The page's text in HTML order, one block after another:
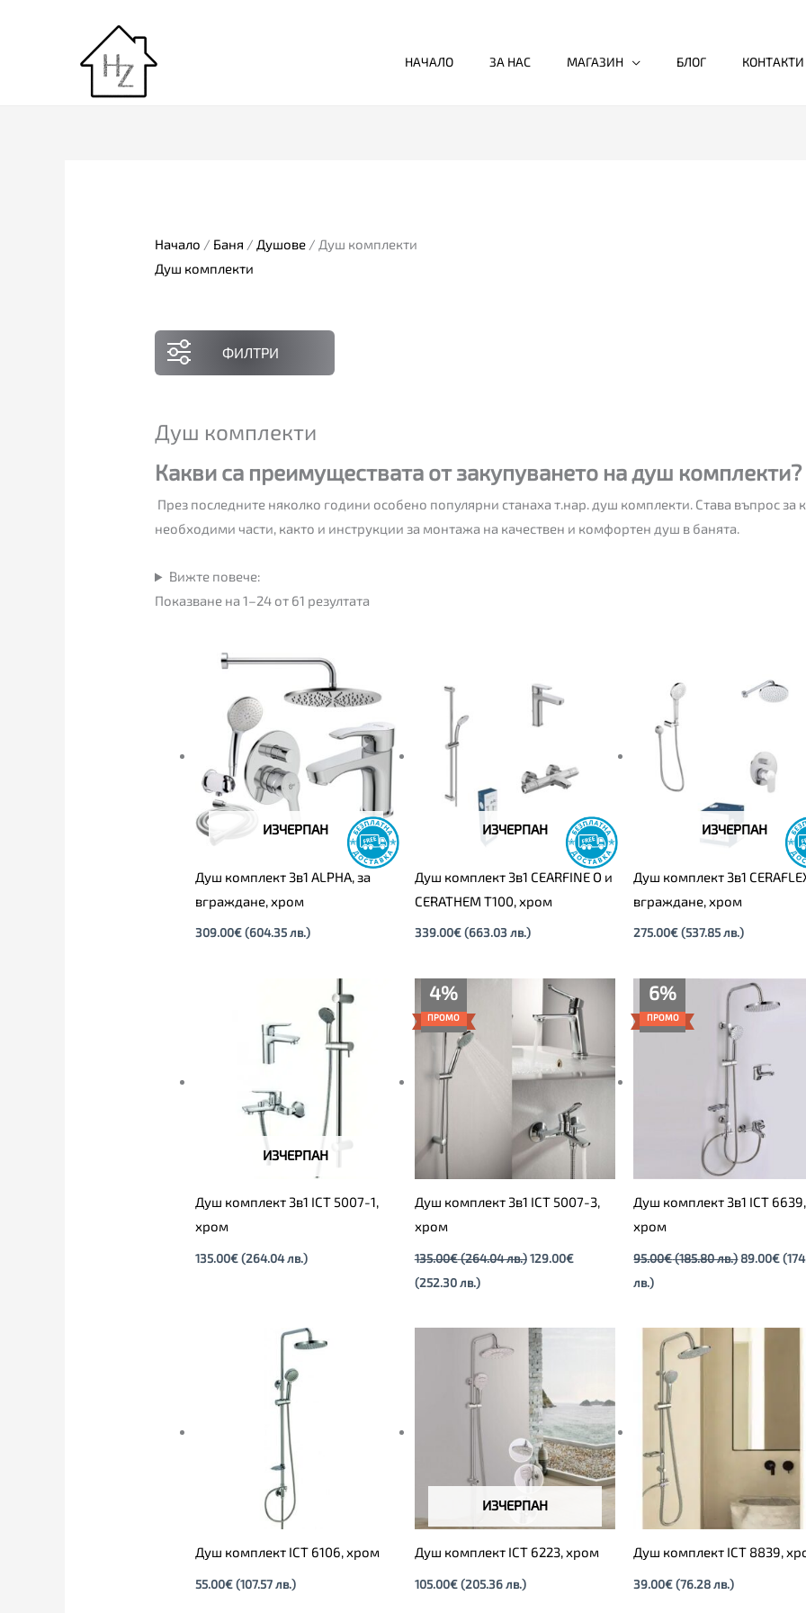
НАЧАЛО ЗА НАС МАГАЗИН БЛОГ КОНТАКТИ
Начало / Баня / Душове / Душ комплекти
Душ комплекти
ФИЛТРИ
Душ комплекти
Какви са преимуществата от закупуването на душ комплекти?
През последните няколко години особено популярни станаха т.нар. душ комплекти. Става въпрос за
необходими части, както и инструкции за монтажа на качествен и комфортен душ в банята.
Вижте повече:
Показване на 1–24 от 61 резултата
ИЗЧЕРПАН
Душ комплект 3в1 ALPHA, за
вграждане, хром
309.00€(604.35 лв.)
ИЗЧЕРПАН
Душ комплект 3в1 CEARFINE O и
CERATHEM T100, хром
339.00€ (663.03 лв.)
ИЗЧЕРПАН
Душ комплект 3в1
вграждане, хром
275.00€ (537.85 лв.)
ИЗЧЕРПАН
Душ комплект 3в1 ICT 5007-1,
хром
135.00€(264.04 лв.)
4%
ПРОМО
Душ комплект 3в1 ICT 5007-3,
хром
135.00€(264.04 лв.)
Original
was:
135.00€
(264.04
129.00€
(252.30 лв.)
(252.30
6%
ПРОМО
Душ комплект 3в1 ICT 6639,
хром
95.00€(185.80 лв.)
Original
price
was:
95.00€
лв.).
89.00€
лв.)
Текущата
цена
е:
89.00€
Душ комплект ICT 6106, хром
55.00€(107.57 лв.)
ИЗЧЕРПАН
Душ комплект ICT 6223, хром
105.00€ (205.36 лв.)
Душ комплект ICT 8839,
39.00€ (76.28 лв.)